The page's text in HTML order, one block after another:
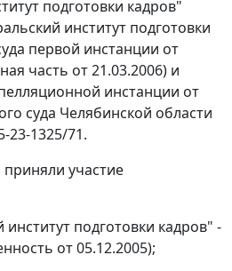
подготовки кадров"
институт подготовки
первой инстанции от
часть от 21.03.2006) и
инстанции от
суда Челябинской области
23-1325/71.
участие
подготовки кадров" -
от 05.12.2005);